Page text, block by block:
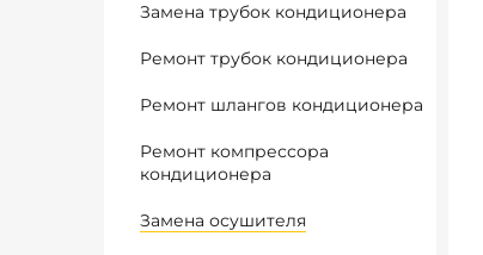
Замена трубок кондиционера
Ремонт трубок кондиционера
Ремонт шлангов кондиционера
Ремонт компрессора
кондиционера
Замена осушителя